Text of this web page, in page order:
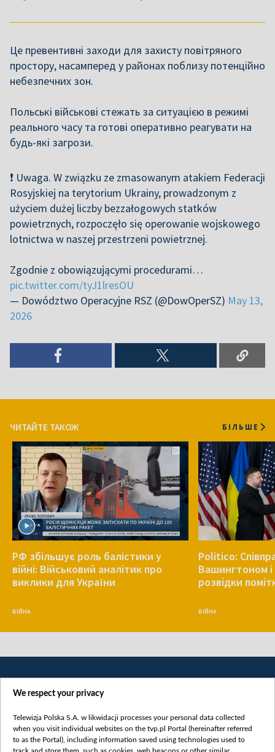
Це превентивні заходи для захисту повітряного
простору, насамперед у районах поблизу потенційно
небезпечних зон.
Польські військові стежать за ситуацією в режимі
реального часу та готові оперативно реагувати на
будь-які загрози.
❗️ Uwaga. W związku ze zmasowanym atakiem Federacji
Rosyjskiej na terytorium Ukrainy, prowadzonym z
użyciem dużej liczby bezzałogowych statków
powietrznych, rozpoczęło się operowanie wojskowego
lotnictwa w naszej przestrzeni powietrznej.
Zgodnie z obowiązującymi procedurami…
pic.twitter.com/tyJ1lresOU
— Dowództwo Operacyjne RSZ (@DowOperSZ) May 13,
2026
ЧИТАЙТЕ ТАКОЖ БІЛЬШЕ
РФ збільшує роль балістики у
війні: Військовий аналітик про
виклики для України
ВІЙНА
Politico:
Вашингтоном
розвідки
ВІЙНА
We respect your privacy
Telewizja Polska S.A. w likwidacji processes your personal data collected
when you visit individual websites on the tvp.pl Portal (hereinafter referred
to as the Portal), including information saved using technologies used to